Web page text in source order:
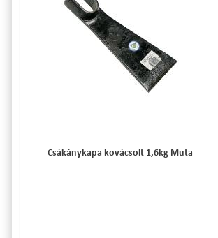
Csákánykapa kovácsolt 1,6kg Muta